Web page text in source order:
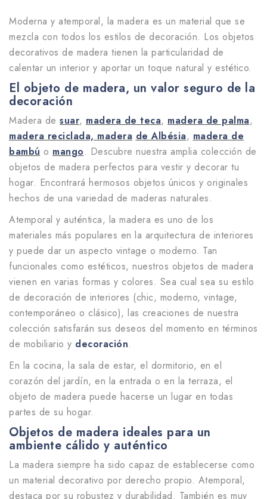
Moderna y atemporal, la madera es un material que se
mezcla con todos los estilos de decoración. Los objetos
decorativos de madera tienen la particularidad de
calentar un interior y aportar un toque natural y estético.
El objeto de madera, un valor seguro de la
decoración
Madera de suar, madera de teca, madera de palma,
madera reciclada, madera de Albésia, madera de
bambú o mango. Descubre nuestra amplia colección de
objetos de madera perfectos para vestir y decorar tu
hogar. Encontrará hermosos objetos únicos y originales
hechos de una variedad de maderas naturales.
Atemporal y auténtica, la madera es uno de los
materiales más populares en la arquitectura de interiores
y puede dar un aspecto vintage o moderno. Tan
funcionales como estéticos, nuestros objetos de madera
vienen en varias formas y colores. Sea cual sea su estilo
de decoración de interiores (chic, moderno, vintage,
contemporáneo o clásico), las creaciones de nuestra
colección satisfarán sus deseos del momento en términos
de mobiliario y decoración.
En la cocina, la sala de estar, el dormitorio, en el
corazón del jardín, en la entrada o en la terraza, el
objeto de madera puede hacerse un lugar en todas
partes de su hogar.
Objetos de madera ideales para un
ambiente cálido y auténtico
La madera siempre ha sido capaz de establecerse como
un material decorativo por derecho propio. Atemporal,
destaca por su robustez y durabilidad. También es muy